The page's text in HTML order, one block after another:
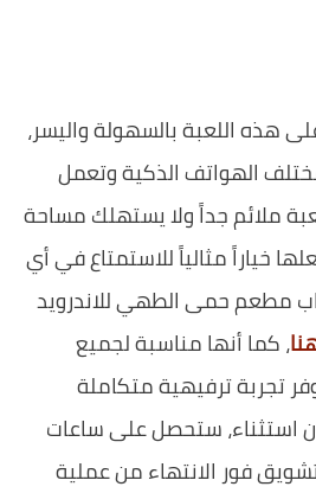
هذه اللعبة بالسهولة واليسر،
الهواتف الذكية وتعمل
ملائم جداً ولا يستهلك مساحة
خياراً مثالياً للاستمتاع في أي
مطعم حمى الطهي للاندرويد
، كما أنها مناسبة لجميع
تجربة ترفيهية متكاملة
استثناء، ستحصل على ساعات
فور الانتهاء من عملية